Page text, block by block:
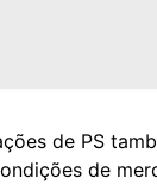
de PS
de